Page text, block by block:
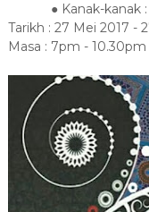
● Kanak-kanak :
Tarikh : 27 Mei 2017 -
Masa : 7pm - 10.30pm